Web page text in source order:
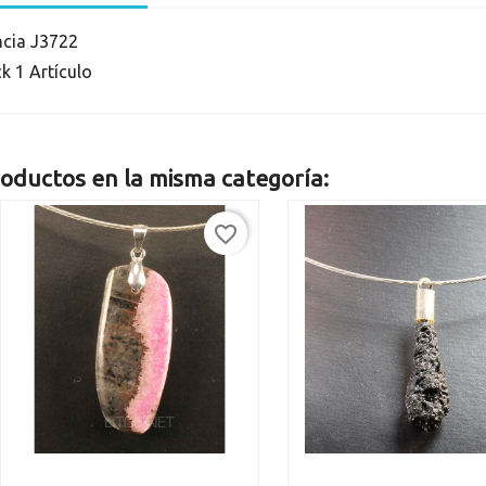
J3722
1 Artículo
en la misma categoría:
favorite_border